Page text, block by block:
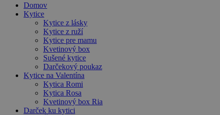
Domov
Kytice
Kytice z lásky
Kytice z ruží
Kytice pre mamu
Kvetinový box
Sušené kytice
Darčekový poukaz
Kytice na Valentína
Kytica Romi
Kytica Rosa
Kvetinový box Ria
Darček ku kytici